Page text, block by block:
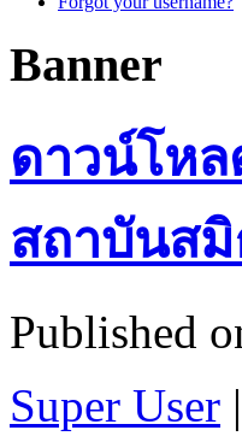
Banner
ดาวน์โห
สถาบันส
Published
Super User |